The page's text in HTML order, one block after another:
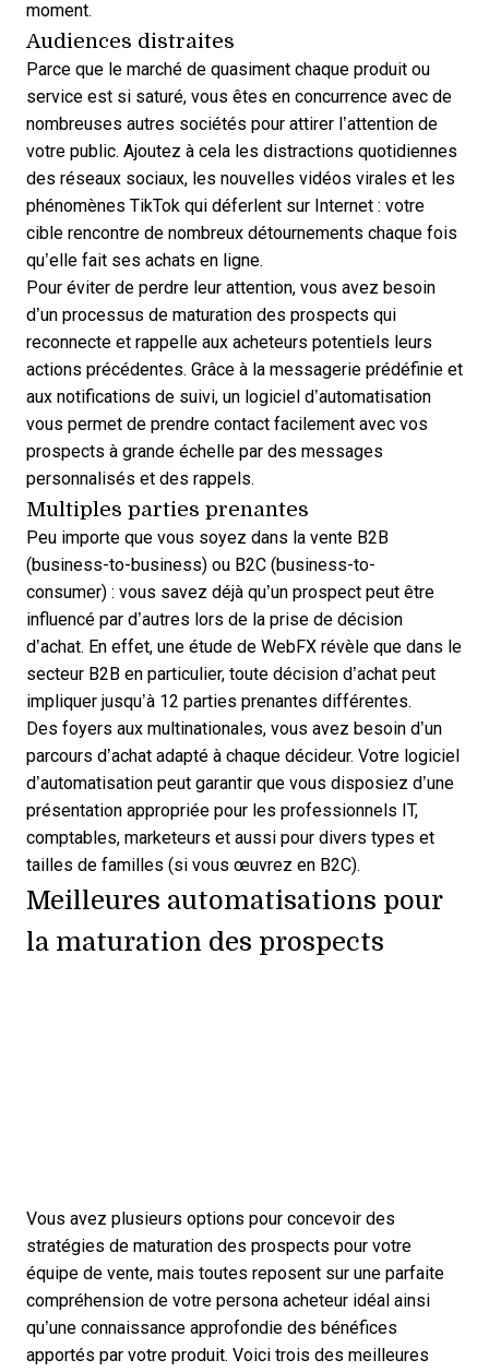
moment.
Audiences distraites
Parce que le marché de quasiment chaque produit ou
service est si saturé, vous êtes en concurrence avec de
nombreuses autres sociétés pour attirer l’attention de
votre public. Ajoutez à cela les distractions quotidiennes
des réseaux sociaux, les nouvelles vidéos virales et les
phénomènes TikTok qui déferlent sur Internet : votre
cible rencontre de nombreux détournements chaque fois
qu’elle fait ses achats en ligne.
Pour éviter de perdre leur attention, vous avez besoin
d’un processus de maturation des prospects qui
reconnecte et rappelle aux acheteurs potentiels leurs
actions précédentes. Grâce à la messagerie prédéfinie et
aux notifications de suivi, un logiciel d’automatisation
vous permet de prendre contact facilement avec vos
prospects à grande échelle par des messages
personnalisés et des rappels.
Multiples parties prenantes
Peu importe que vous soyez dans la vente B2B
(business-to-business) ou B2C (business-to-
consumer) : vous savez déjà qu’un prospect peut être
influencé par d’autres lors de la prise de décision
d’achat. En effet, une étude de WebFX révèle que dans le
secteur B2B en particulier, toute décision d’achat peut
impliquer jusqu’à 12 parties prenantes différentes.
Des foyers aux multinationales, vous avez besoin d’un
parcours d’achat adapté à chaque décideur. Votre logiciel
d’automatisation peut garantir que vous disposiez d’une
présentation appropriée pour les professionnels IT,
comptables, marketeurs et aussi pour divers types et
tailles de familles (si vous œuvrez en B2C).
Meilleures automatisations pour
la maturation des prospects
Vous avez plusieurs options pour concevoir des
stratégies de maturation des prospects pour votre
équipe de vente, mais toutes reposent sur une parfaite
compréhension de votre persona acheteur idéal ainsi
qu’une connaissance approfondie des bénéfices
apportés par votre produit. Voici trois des meilleures